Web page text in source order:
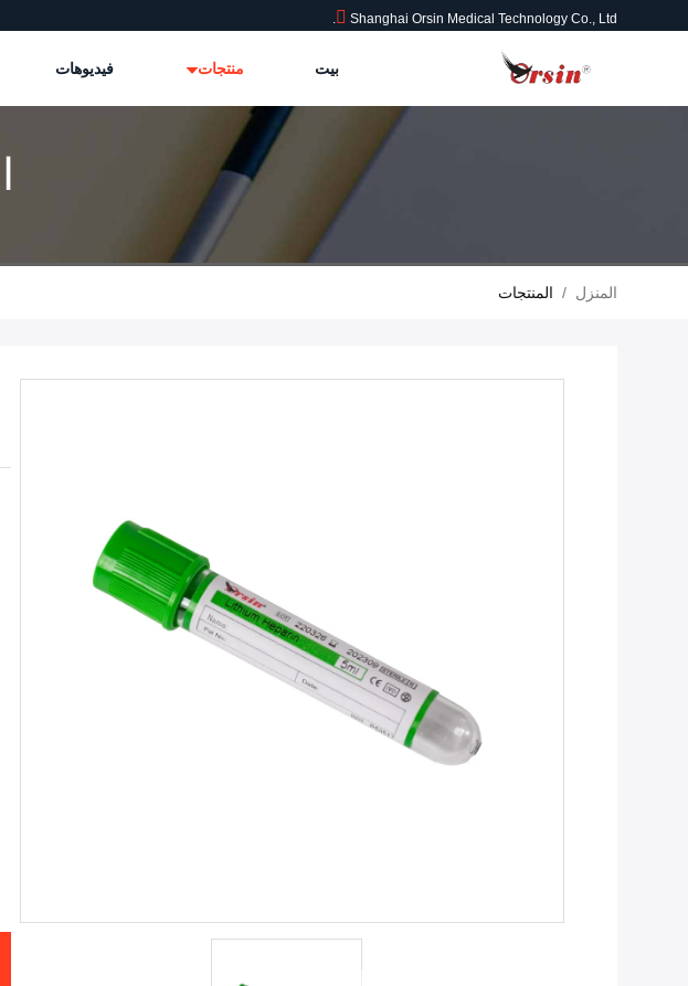
Shanghai Orsin Medical Technology Co., Ltd.
بيت منتجات فيديوهات
المنزل / المنتجات